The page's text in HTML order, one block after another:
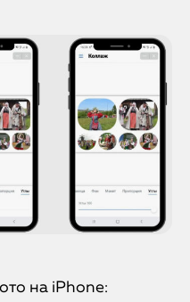
на iPhone: